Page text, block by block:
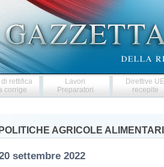
rettifica
corrige
Lavori
Preparatori
Direttive
recepite
AGRICOLE
settembre 2022